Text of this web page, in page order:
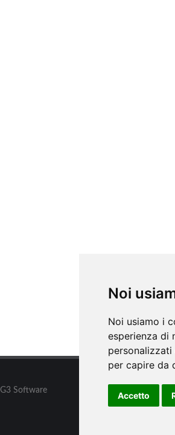
Noi
Noi usiamo i
esperienza di
per capire da
Accetto
Software